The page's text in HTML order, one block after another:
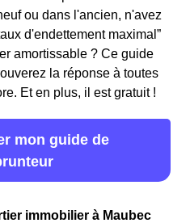
ou dans l'ancien, n'avez
d'endettement maximal”
amortissable ? Ce guide
la réponse à toutes
Et en plus, il est gratuit !
mon guide de
immobilier à Maubec